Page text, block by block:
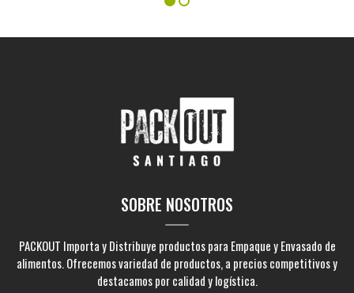
SOBRE NOSOTROS
PACKOUT Importa y Distribuye productos para Empaque y Envasado de
alimentos. Ofrecemos variedad de productos, a precios competitivos y
destacamos por calidad y logística.